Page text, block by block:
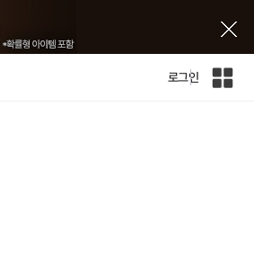
로그인
인